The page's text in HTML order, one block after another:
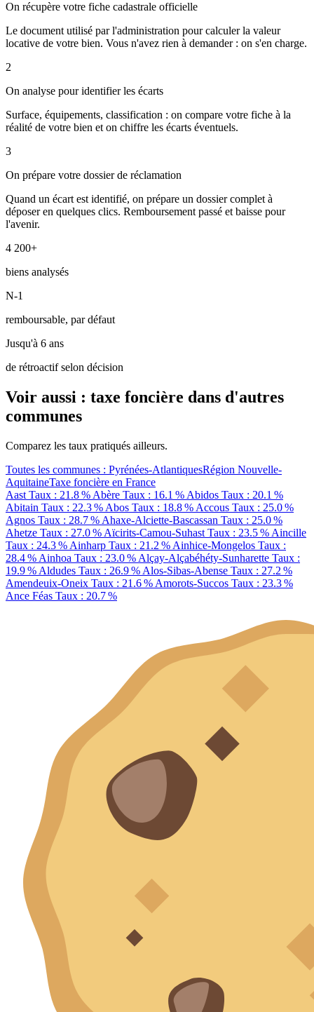
On récupère votre fiche cadastrale officielle
Le document utilisé par l'administration pour calculer la valeur
locative de votre bien. Vous n'avez rien à demander : on s'en charge.
2
On analyse pour identifier les écarts
Surface, équipements, classification : on compare votre fiche à la
réalité de votre bien et on chiffre les écarts éventuels.
3
On prépare votre dossier de réclamation
Quand un écart est identifié, on prépare un dossier complet à
déposer en quelques clics. Remboursement passé et baisse pour
l'avenir.
4 200+
biens analysés
N-1
remboursable, par défaut
Jusqu'à 6 ans
de rétroactif selon décision
Voir aussi : taxe foncière dans d'autres
communes
Comparez les taux pratiqués ailleurs.
Toutes les communes : Pyrénées-AtlantiquesRégion Nouvelle-
AquitaineTaxe foncière en France
Aast Taux : 21.8 % Abère Taux : 16.1 % Abidos Taux : 20.1 %
Abitain Taux : 22.3 % Abos Taux : 18.8 % Accous Taux : 25.0 %
Agnos Taux : 28.7 % Ahaxe-Alciette-Bascassan Taux : 25.0 %
Ahetze Taux : 27.0 % Aïcirits-Camou-Suhast Taux : 23.5 % Aincille
Taux : 24.3 % Ainharp Taux : 21.2 % Ainhice-Mongelos Taux :
28.4 % Ainhoa Taux : 23.0 % Alçay-Alçabéhéty-Sunharette Taux :
19.9 % Aldudes Taux : 26.9 % Alos-Sibas-Abense Taux : 27.2 %
Amendeuix-Oneix Taux : 21.6 % Amorots-Succos Taux : 23.3 %
Ance Féas Taux : 20.7 %